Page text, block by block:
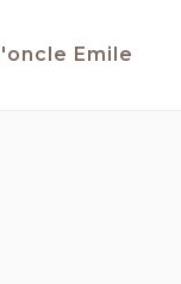
Emile